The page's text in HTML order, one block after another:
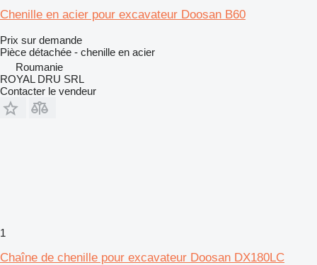
Chenille en acier pour excavateur Doosan B60
Prix sur demande
Pièce détachée - chenille en acier
Roumanie
ROYAL DRU SRL
Contacter le vendeur
1
Chaîne de chenille pour excavateur Doosan DX180LC